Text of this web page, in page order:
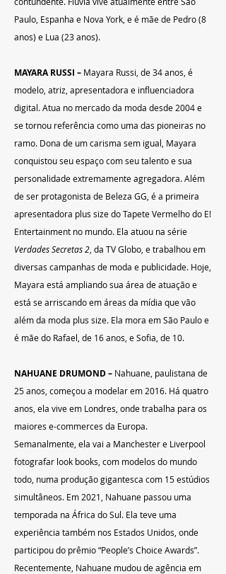
Paulo, Espanha e Nova York, e é mãe de Pedro (8
anos) e Lua (23 anos).
MAYARA RUSSI – Mayara Russi, de 34 anos, é
modelo, atriz, apresentadora e influenciadora
digital. Atua no mercado da moda desde 2004 e
se tornou referência como uma das pioneiras no
ramo. Dona de um carisma sem igual, Mayara
conquistou seu espaço com seu talento e sua
personalidade extremamente agregadora. Além
de ser protagonista de Beleza GG, é a primeira
apresentadora plus size do Tapete Vermelho do E!
Entertainment no mundo. Ela atuou na série
Verdades Secretas 2 , da TV Globo, e trabalhou em
diversas campanhas de moda e publicidade. Hoje,
Mayara está ampliando sua área de atuação e
está se arriscando em áreas da mídia que vão
além da moda plus size. Ela mora em São Paulo e
é mãe do Rafael, de 16 anos, e Sofia, de 10.
NAHUANE DRUMOND – Nahuane, paulistana de
25 anos, começou a modelar em 2016. Há quatro
anos, ela vive em Londres, onde trabalha para os
maiores e-commerces da Europa.
Semanalmente, ela vai a Manchester e Liverpool
fotografar look books, com modelos do mundo
todo, numa produção gigantesca com 15 estúdios
simultâneos. Em 2021, Nahuane passou uma
temporada na África do Sul. Ela teve uma
experiência também nos Estados Unidos, onde
participou do prêmio “People’s Choice Awards”.
Recentemente, Nahuane mudou de agência em